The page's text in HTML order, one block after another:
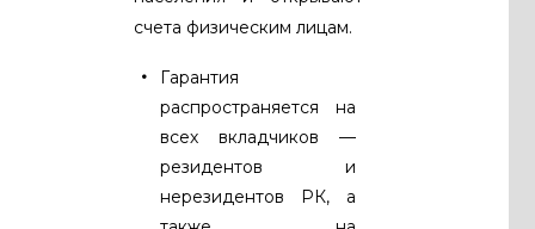
счета физическим лицам.
Гарантия
распространяется на
всех вкладчиков —
резидентов и
нерезидентов РК, а